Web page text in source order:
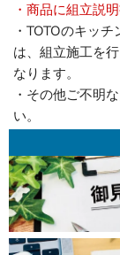
・商品に組立説
・TOTOのキッ
は、 組立施工を
なります。
・その他ご不明
い。